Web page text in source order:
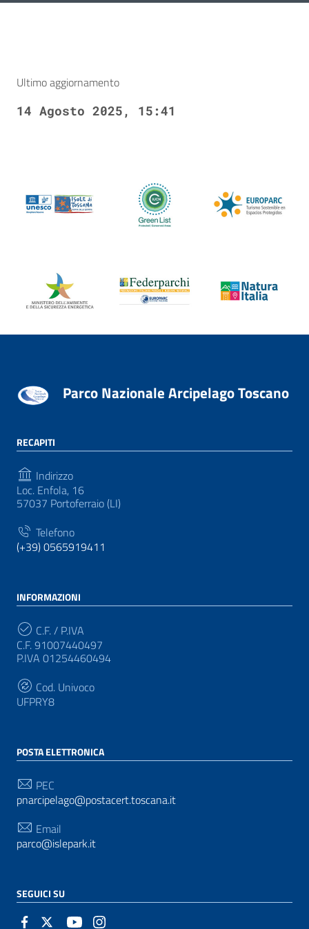
Ultimo aggiornamento
14 Agosto 2025, 15:41
Parco Nazionale Arcipelago Toscano
RECAPITI
Indirizzo
Loc. Enfola, 16
57037 Portoferraio (LI)
Telefono
(+39) 0565919411
INFORMAZIONI
C.F. / P.IVA
C.F. 91007440497
P.IVA 01254460494
Cod. Univoco
UFPRY8
POSTA ELETTRONICA
PEC
pnarcipelago@postacert.toscana.it
Email
parco@islepark.it
SEGUICI SU